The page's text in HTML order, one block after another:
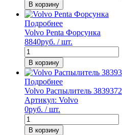
В корзину
Подробнее
Volvo Penta Форсунка
8840руб. / шт.
В корзину
Подробнее
Volvo Распылитель 3839372
Артикул: Volvo
0руб. / шт.
В корзину